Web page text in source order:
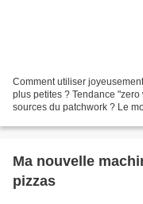
Comment utiliser
plus petites ? Tendance
sources du patchwork ? Le
Ma nouvelle
pizzas